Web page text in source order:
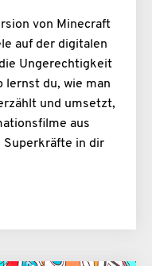
von Minecraft
auf der digitalen
Ungerechtigkeit
lernst du, wie man
und umsetzt,
aus
Superkräfte in dir